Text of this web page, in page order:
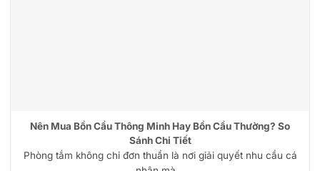
Nên Mua Bồn Cầu Thông Minh Hay Bồn Cầu Thường? So
Sánh Chi Tiết
Phòng tắm không chỉ đơn thuần là nơi giải quyết nhu cầu cá